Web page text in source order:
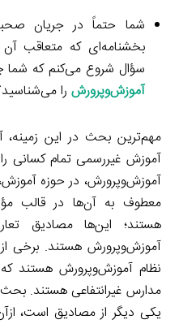
شما حتماً در جریان
بخشنامه‌ای که متعاقب
سؤال شروع می‌کنم که شما
آموزش‌وپرورش را
مهم‌ترین بحث در این
آموزش غیررسمی تمام کسانی
آموزش‌وپرورش، در حوزه
معطوف به آن‌ها در قالب
هستند؛ این‌ها مصادیق
آموزش‌وپرورش هستند. برخی
نظام آموزش‌وپرورش هستند
مدارس غیرانتفاعی هستند.
یکی دیگر از مصادیق است،